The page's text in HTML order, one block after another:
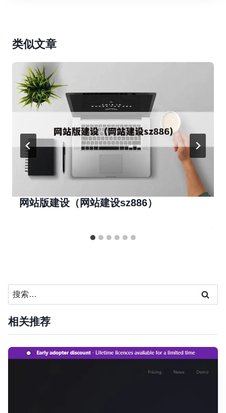
类似文章
网站版建设（网站建设sz886）
搜
索：
相关推荐